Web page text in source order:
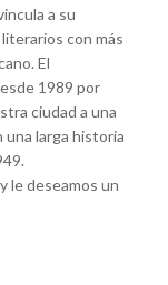
a su
con más
El
1989 por
ciudad a una
larga historia
le deseamos un